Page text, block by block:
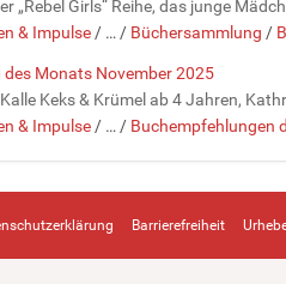
„Rebel Girls“ Reihe, das junge
& Impulse / … / Büchersammlung /
Monats November 2025
Keks & Krümel ab 4 Jahren,
& Impulse / … / Buchempfehlungen
Barrierefreiheit